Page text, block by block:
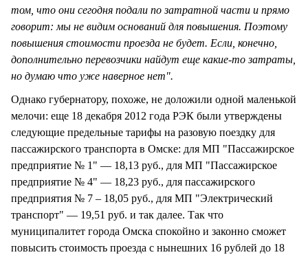
том, что они сегодня подали по затратной части и прямо
говорит: мы не видим оснований для повышения. Поэтому
повышения стоимости проезда не будет. Если, конечно,
дополнительно перевозчики найдут еще какие-то затраты,
но думаю что уже наверное нет".
Однако губернатору, похоже, не доложили одной маленькой
мелочи: еще 18 декабря 2012 года РЭК были утверждены
следующие предельные тарифы на разовую поездку для
пассажирского транспорта в Омске: для МП "Пассажирское
предприятие № 1" — 18,13 руб., для МП "Пассажирское
предприятие № 4" — 18,23 руб., для пассажирского
предприятия № 7 – 18,05 руб., для МП "Электрический
транспорт" — 19,51 руб. и так далее. Так что
муниципалитет города Омска спокойно и законно сможет
повысить стоимость проезда с нынешних 16 рублей до 18